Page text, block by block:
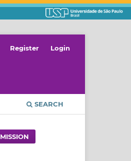
SEARCH
Register Login